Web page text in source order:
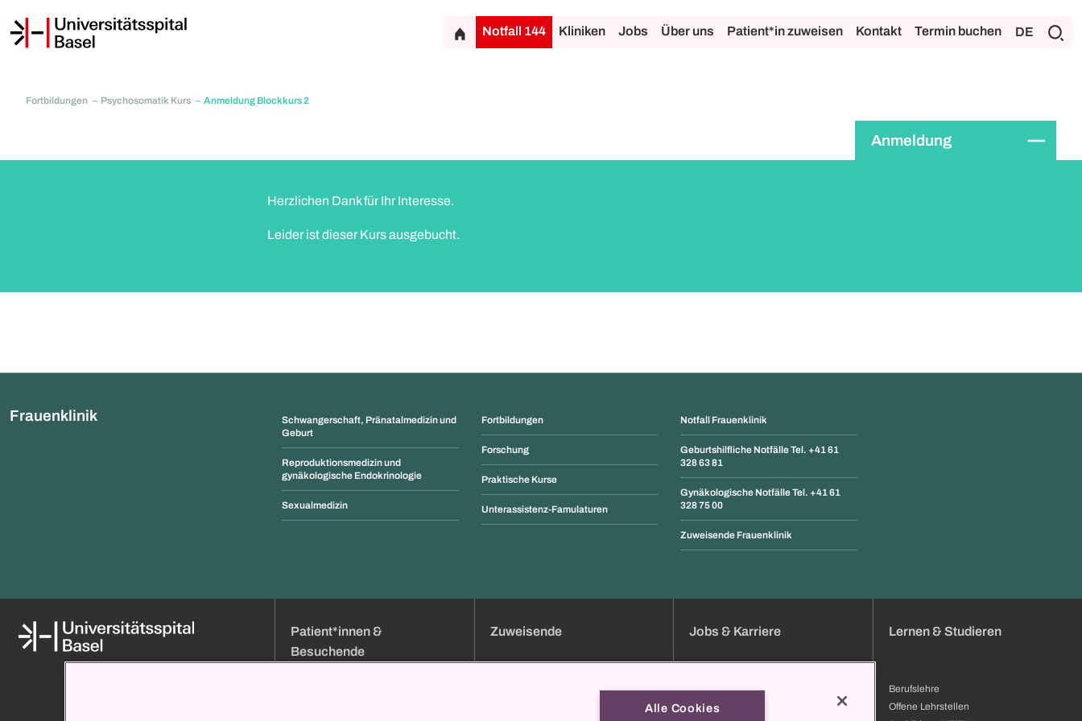
Notfall 144 Kliniken Jobs Über uns Patient*in zuweisen Kontakt Termin buchen DE
Fortbildungen Psychosomatik Kurs Anmeldung Blockkurs 2
Anmeldung
Herzlichen Dank für Ihr Interesse.
Leider ist dieser Kurs ausgebucht.
Frauenklinik
Schwangerschaft, Pränatalmedizin und
Geburt
Reproduktionsmedizin und
gynäkologische Endokrinologie
Sexualmedizin
Fortbildungen
Forschung
Praktische Kurse
Unterassistenz-Famulaturen
Notfall Frauenklinik
Geburtshilfliche Notfälle Tel. +41 61
328 63 81
Gynäkologische Notfälle Tel. +41 61
328 75 00
Zuweisende Frauenklinik
Patient*innen &
Besuchende
Zuweisende Jobs & Karriere
Jobs
Bewerbung
Lernen & Studieren
Berufslehre
Offene Lehrstellen
Alle Cookies